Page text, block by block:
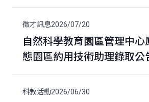
2026/07/20
徵才訊息
自然科學教育園區管理中心
態園區約用技術助理錄取公
2026/06/30
科教活動